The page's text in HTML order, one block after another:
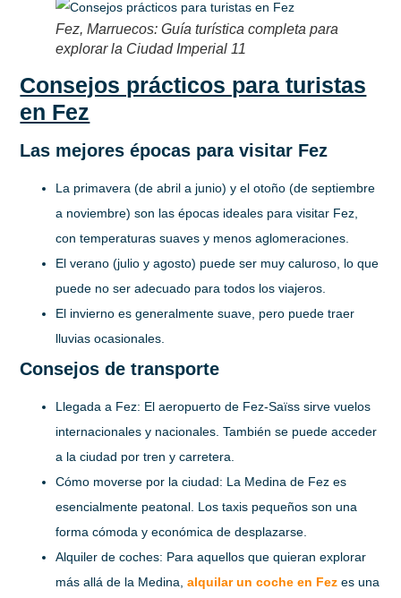
Fez, Marruecos: Guía turística completa para
explorar la Ciudad Imperial 11
Consejos prácticos para turistas
en Fez
Las mejores épocas para visitar Fez
La primavera (de abril a junio) y elotoño (de septiembre
a noviembre) son las épocas ideales para visitar Fez,
con temperaturas suaves y menos aglomeraciones.
El verano (julio y agosto) puede ser muy caluroso, lo que
puede no ser adecuado para todos los viajeros.
El invierno es generalmente suave, pero puede traer
lluvias ocasionales.
Consejos de transporte
Llegada a Fez: El aeropuerto de Fez-Saïss sirve vuelos
internacionales y nacionales. También se puede acceder
a la ciudad por tren y carretera.
Cómo moverse por la ciudad: La Medina de Fez es
esencialmente peatonal. Los taxis pequeños son una
forma cómoda y económica de desplazarse.
Alquiler de coches: Para aquellos que quieran explorar
más allá de la Medina,alquilar un coche en Fez es una